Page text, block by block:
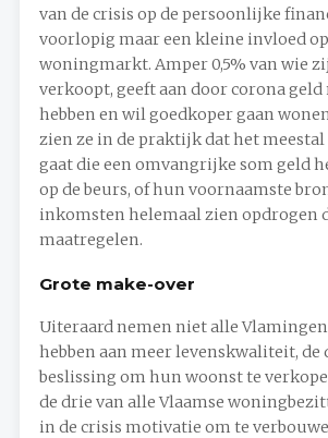
van de crisis op de persoonlijke
voorlopig maar een kleine invloed
woningmarkt. Amper 0,5% van wie
verkoopt, geeft aan door corona geld
hebben en wil goedkoper gaan
zien ze in de praktijk dat het
gaat die een omvangrijke som geld
op de beurs, of hun voornaamste
inkomsten helemaal zien opdrogen
maatregelen.
Grote make-over
Uiteraard nemen niet alle
hebben aan meer levenskwaliteit, de
beslissing om hun woonst te
de drie van alle Vlaamse
in de crisis motivatie om te